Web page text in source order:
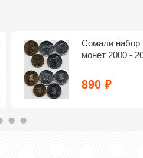
Сомали набор
монет 2000 -
890₽